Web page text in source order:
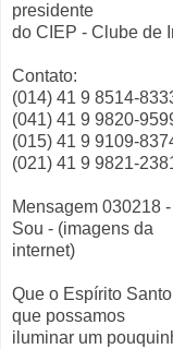
presidente
do CIEP - Clube de
Contato:
(014) 41 9 8514-
(041) 41 9 9820-
(015) 41 9 9109-
(021) 41 9 9821-
Mensagem 030218
Sou - (imagens da
internet)
Que o Espírito
que possamos
iluminar um